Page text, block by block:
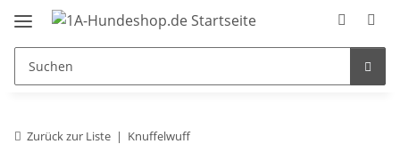
Zurück zur Liste Knuffelwuff